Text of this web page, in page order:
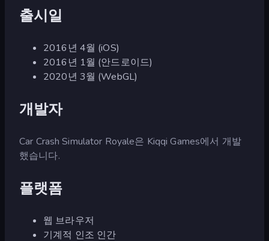
출시일
2016년 4월 (iOS)
2016년 1월 (안드로이드)
2020년 3월 (WebGL)
개발자
Car Crash Simulator Royale은 Kiqqi Games에서 개발
했습니다.
플랫폼
웹 브라우저
기계적 인조 인간